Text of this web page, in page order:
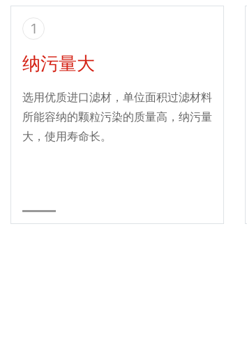
1
纳污量大
选用优质进口滤材，单位面积过滤材料
所能容纳的颗粒污染的质量高，纳污量
大，使用寿命长。